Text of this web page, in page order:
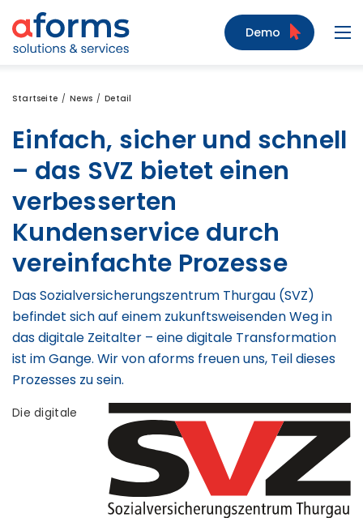
Zum Inhalt
Zum Menü
Zur Suche
Demo
Startseite News Detail
Einfach, sicher und schnell
– das SVZ bietet einen
verbesserten
Kundenservice durch
vereinfachte Prozesse
Das Sozialversicherungszentrum Thurgau (SVZ)
befindet sich auf einem zukunftsweisenden Weg in
das digitale Zeitalter – eine digitale Transformation
ist im Gange. Wir von aforms freuen uns, Teil dieses
Prozesses zu sein.
Die digitale